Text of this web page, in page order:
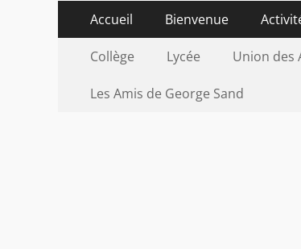
Menu
principal
contenu
Accueil Bienvenue
Menu
contenu
Collège Lycée Union des
Les Amis de George Sand